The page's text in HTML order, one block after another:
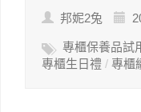
邦妮2兔
專櫃保養品試
專櫃生日禮 / 專櫃